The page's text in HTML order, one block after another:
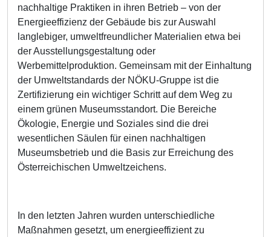
nachhaltige Praktiken in ihren Betrieb – von der
Energieeffizienz der Gebäude bis zur Auswahl
langlebiger, umweltfreundlicher Materialien etwa bei
der Ausstellungsgestaltung oder
Werbemittelproduktion. Gemeinsam mit der Einhaltung
der Umweltstandards der NÖKU-Gruppe ist die
Zertifizierung ein wichtiger Schritt auf dem Weg zu
einem grünen Museumsstandort. Die Bereiche
Ökologie, Energie und Soziales sind die drei
wesentlichen Säulen für einen nachhaltigen
Museumsbetrieb und die Basis zur Erreichung des
Österreichischen Umweltzeichens.
In den letzten Jahren wurden unterschiedliche
Maßnahmen gesetzt, um energieeffizient zu